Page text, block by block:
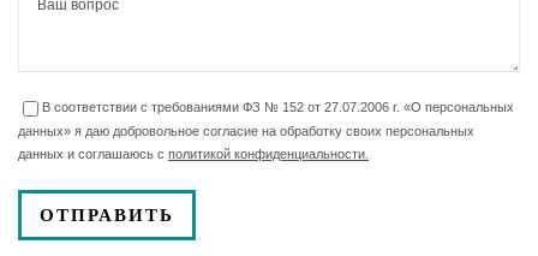
В соответствии с требованиями ФЗ № 152 от 27.07.2006 г. «О персональных
данных» я даю добровольное согласие на обработку своих персональных
данных и соглашаюсь с политикой конфиденциальности.